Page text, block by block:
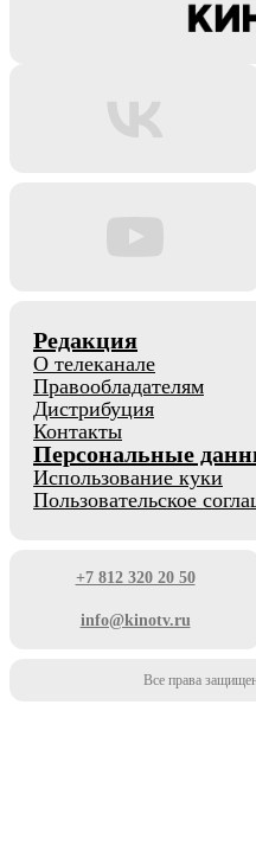
Редакция
О телеканале
Правообладателям
Дистрибуция
Контакты
Персональные
Использование куки
Пользовательское
+7 812 320 20 50
info@kinotv.ru
Все права